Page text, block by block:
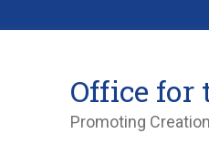
Office for
Promoting